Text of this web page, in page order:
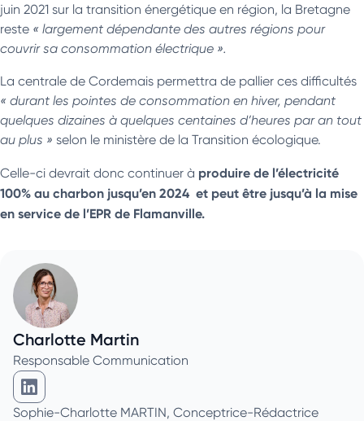
juin 2021 sur la transition énergétique en région, la Bretagne
reste « largement dépendante des autres régions pour
couvrir sa consommation électrique ».
La centrale de Cordemais permettra de pallier ces difficultés
« durant les pointes de consommation en hiver, pendant
quelques dizaines à quelques centaines d’heures par an tout
au plus » selon le ministère de la Transition écologique.
Celle-ci devrait donc continuer à produire de l’électricité
100% au charbon jusqu’en 2024 et peut être jusqu’à la mise
en service de l’EPR de Flamanville.
Charlotte Martin
Responsable Communication
Charlotte Martin sur Linkedin
Sophie-Charlotte MARTIN, Conceptrice-Rédactrice